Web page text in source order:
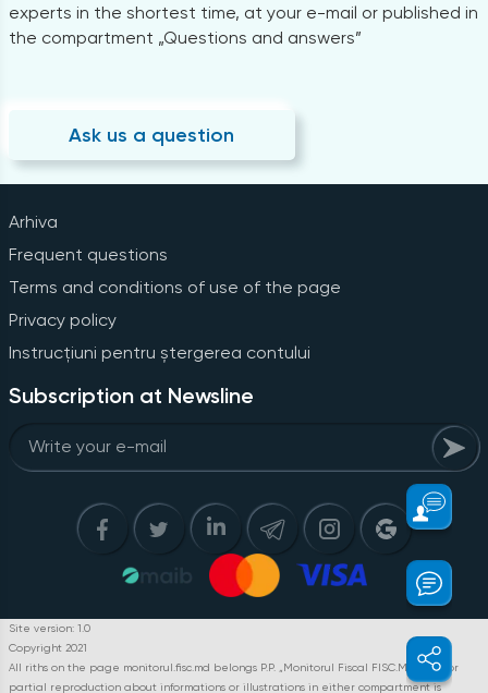
experts in the shortest time, at your e-mail or published in
the compartment „Questions and answers”
Ask us a question
Arhiva
Frequent questions
Terms and conditions of use of the page
Privacy policy
Instrucțiuni pentru ștergerea contului
Subscription at Newsline
Site version: 1.0
Copyright 2021
All riths on the page monitorul.fisc.md belongs P.P. „Monitorul Fiscal FISC.MD”. Full or
partial reproduction about informations or illustrations in either compartment is